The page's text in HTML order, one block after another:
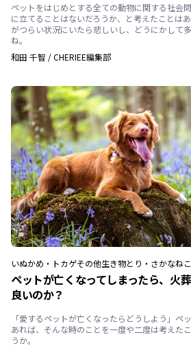
ペットをはじめとする全ての動物に関する社会
に立てることはないだろうか、と考えたことは
がつらい状況にいたら悲しいし、どうにかして
ね。
和田 千智 /CHERIEE編集部
いぬかめ・トカゲその他生き物とり・さかなねこ
ペットが亡くなってしまったら、火
良いのか？
「愛するペットが亡くなったらどうしよう」ペ
あれば、そんな時のことを一度や二度は考えた
うか。